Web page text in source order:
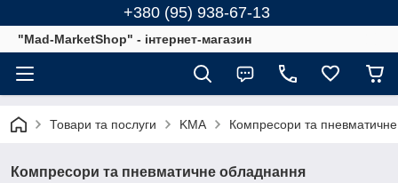
+380 (95) 938-67-13
"Mad-MarketShop" - інтернет-магазин
Товари та послуги KMA Компресори та
Компресори та пневматичне обладнання